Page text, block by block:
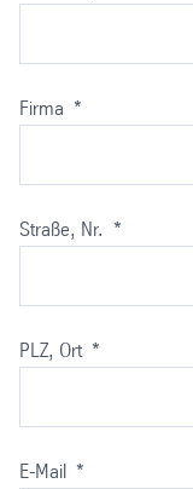
Firma *
Straße, Nr. *
PLZ, Ort *
E-Mail *